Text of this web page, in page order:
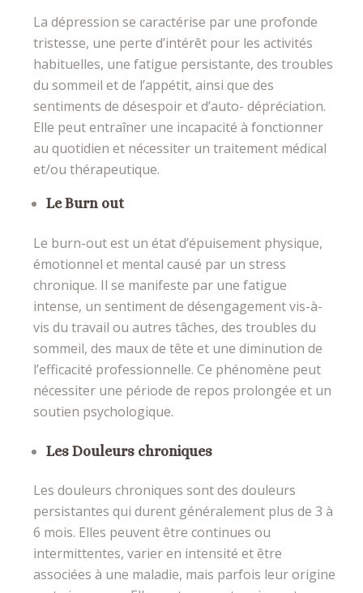
La dépression se caractérise par une profonde
tristesse, une perte d’intérêt pour les activités
habituelles, une fatigue persistante, des troubles
du sommeil et de l’appétit, ainsi que des
sentiments de désespoir et d’auto- dépréciation.
Elle peut entraîner une incapacité à fonctionner
au quotidien et nécessiter un traitement médical
et/ou thérapeutique.
Le Burn out
Le burn-out est un état d’épuisement physique,
émotionnel et mental causé par un stress
chronique. Il se manifeste par une fatigue
intense, un sentiment de désengagement vis-à-
vis du travail ou autres tâches, des troubles du
sommeil, des maux de tête et une diminution de
l’efficacité professionnelle. Ce phénomène peut
nécessiter une période de repos prolongée et un
soutien psychologique.
Les Douleurs chroniques
Les douleurs chroniques sont des douleurs
persistantes qui durent généralement plus de 3 à
6 mois. Elles peuvent être continues ou
intermittentes, varier en intensité et être
associées à une maladie, mais parfois leur origine